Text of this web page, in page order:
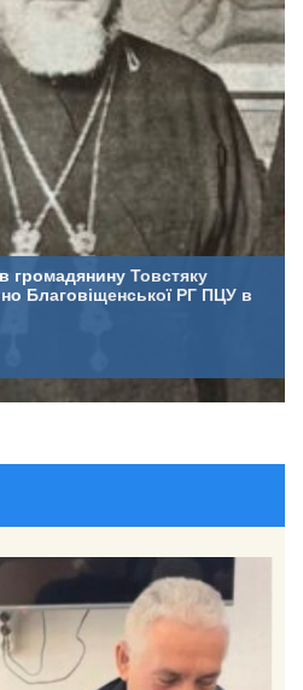
громадянину Товстяку
Благовіщенської РГ ПЦУ в